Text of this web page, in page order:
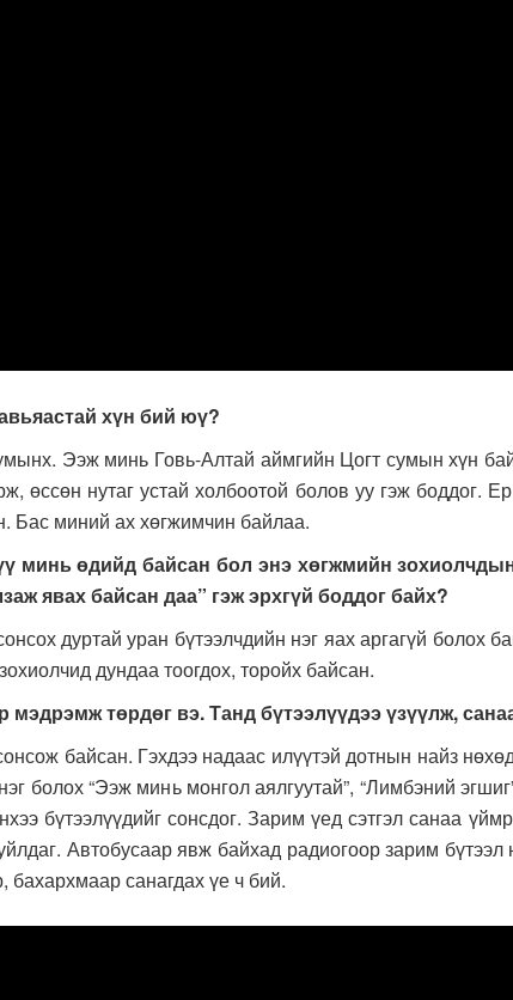
хүн бий юү?
Ээж минь Говь-Алтай аймгийн Цогт сумын хүн
өссөн нутаг устай холбоотой болов уу гэж боддог.
Бас миний ах хөгжимчин байлаа.
минь өдийд байсан бол энэ хөгжмийн
явах байсан даа” гэж эрхгүй боддог байх?
дуртай уран бүтээлчдийн нэг яах аргагүй болох
дундаа тоогдох, торойх байсан.
мэдрэмж төрдөг вэ. Танд бүтээлүүдээ үзүүлж,
байсан. Гэхдээ надаас илүүтэй дотнын найз
болох “Ээж минь монгол аялгуутай”, “Лимбэний
бүтээлүүдийг сонсдог. Зарим үед сэтгэл санаа
Автобусаар явж байхад радиогоор зарим
санагдах үе ч бий.